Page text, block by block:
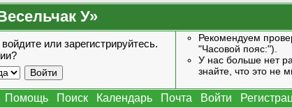
У»
войдите или зарегистрируйтесь.
Рекомендуем
"Часовой пояс:").
У нас больше нет
знайте, что это не
Помощь Поиск Календарь Почта Войти